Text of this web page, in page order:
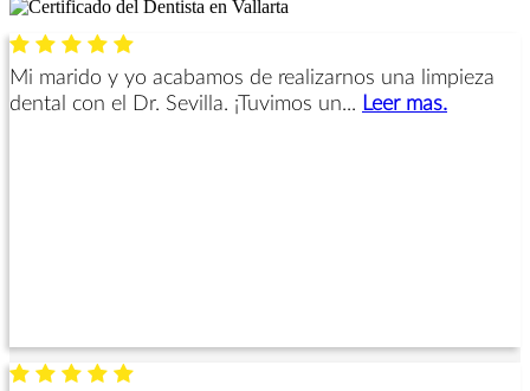
Mi marido y yo acabamos de realizarnos una limpieza
dental con el Dr. Sevilla. ¡Tuvimos un... Leer mas.